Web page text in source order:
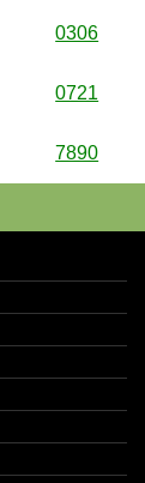
0306
0721
7890